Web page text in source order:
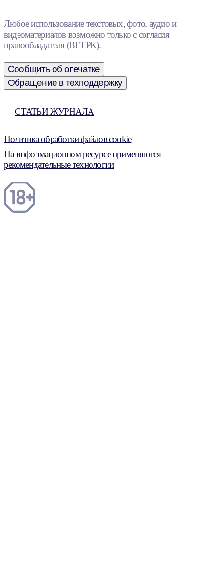
Любое использование текстовых, фото, аудио и
видеоматериалов возможно только с согласия
правообладателя (ВГТРК).
Сообщить об опечатке
Обращение в техподдержку
СТАТЬИ ЖУРНАЛА
Политика обработки файлов cookie
На информационном ресурсе применяются
рекомендательные технологии